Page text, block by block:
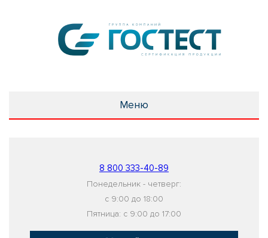
Меню
8 800 333-40-89
Понедельник - четверг:
с 9:00 до 18:00
Пятница: с 9:00 до 17:00